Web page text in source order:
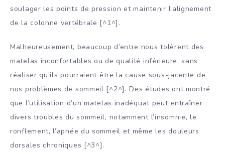
soulager les points de pression et maintenir l’alignement
de la colonne vertébrale [^1^].
Malheureusement, beaucoup d’entre nous tolèrent des
matelas inconfortables ou de qualité inférieure, sans
réaliser qu’ils pourraient être la cause sous-jacente de
nos problèmes de sommeil [^2^]. Des études ont montré
que l’utilisation d’un matelas inadéquat peut entraîner
divers troubles du sommeil, notamment l’insomnie, le
ronflement, l’apnée du sommeil et même les douleurs
dorsales chroniques [^3^].